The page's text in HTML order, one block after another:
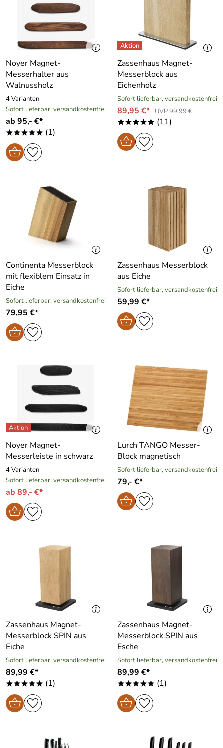
Noyer Magnet-
Messerhalter aus
Walnussholz
4 Varianten
Sofort lieferbar, versandkostenfrei
ab 95,- €*
***** (1)
Zassenhaus Magnet-
Messerblock aus
Eichenholz
Sofort lieferbar, versandkostenfrei
89,95 €* UVP 99,99 €
***** (11)
Continenta Messerblock
mit flexiblem Einsatz in
Eiche
Sofort lieferbar, versandkostenfrei
79,95 €*
Zassenhaus Messerblock
aus Eiche
Sofort lieferbar, versandkostenfrei
59,99 €*
Noyer Magnet-
Messerleiste in schwarz
4 Varianten
Sofort lieferbar, versandkostenfrei
ab 89,- €*
Lurch TANGO Messer-
Block magnetisch
Sofort lieferbar, versandkostenfrei
79,- €*
Zassenhaus Magnet-
Messerblock SPIN aus
Eiche
Sofort lieferbar, versandkostenfrei
89,99 €*
***** (1)
Zassenhaus Magnet-
Messerblock SPIN aus
Esche
Sofort lieferbar, versandkostenfrei
89,99 €*
***** (1)